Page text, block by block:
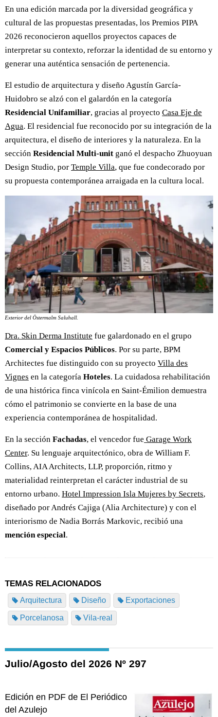
En una edición marcada por la diversidad geográfica y
cultural de las propuestas presentadas, los Premios PIPA
2026 reconocieron aquellos proyectos capaces de
interpretar su contexto, reforzar la identidad de su entorno y
generar una auténtica sensación de pertenencia.
El estudio de arquitectura y diseño Agustín García-
Huidobro se alzó con el galardón en la categoría
Residencial Unifamiliar, gracias al proyecto Casa Eje de
Agua. El residencial fue reconocido por su integración de la
arquitectura, el diseño de interiores y la naturaleza. En la
sección Residencial Multi-unit ganó el despacho Zhuoyuan
Design Studio, por Temple Villa, que fue condecorado por
su propuesta contemporánea arraigada en la cultura local.
Exterior del Östermalm Saluhall.
Dra. Skin Derma Institute fue galardonado en el grupo
Comercial y Espacios Públicos. Por su parte, BPM
Architectes fue distinguido con su proyecto Villa des
Vignes en la categoría Hoteles. La cuidadosa rehabilitación
de una histórica finca vinícola en Saint-Émilion demuestra
cómo el patrimonio se convierte en la base de una
experiencia contemporánea de hospitalidad.
En la sección Fachadas, el vencedor fue Garage Work
Center. Su lenguaje arquitectónico, obra de William F.
Collins, AIA Architects, LLP, proporción, ritmo y
materialidad reinterpretan el carácter industrial de su
entorno urbano. Hotel Impression Isla Mujeres by Secrets,
diseñado por Andrés Cajiga (Alia Architecture) y con el
interiorismo de Nadia Borrás Markovic, recibió una
mención especial.
TEMAS RELACIONADOS
Arquitectura Diseño Exportaciones
Porcelanosa Vila-real
Julio/Agosto del 2026 Nº 297
Edición en PDF de El Periódico
del Azulejo